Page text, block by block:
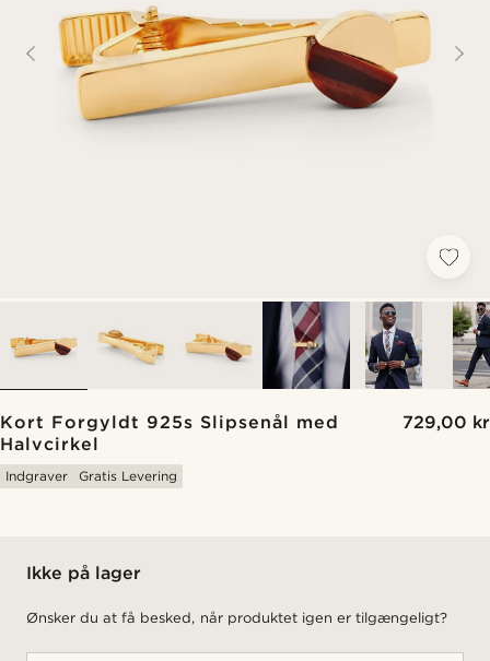
Kort Forgyldt 925s Slipsenål med
Halvcirkel
729,00 kr
Indgraver Gratis Levering
Ikke på lager
Ønsker du at få besked, når produktet igen er tilgængeligt?